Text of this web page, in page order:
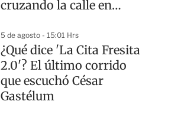
cruzando la calle en
5 de agosto - 15:01 Hrs
¿Qué dice 'La Cita Fresita
2.0'? El último corrido
que escuchó César
Gastélum